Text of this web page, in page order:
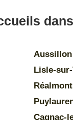
Aussillon
Lisle-
Réalmont
Cagnac-